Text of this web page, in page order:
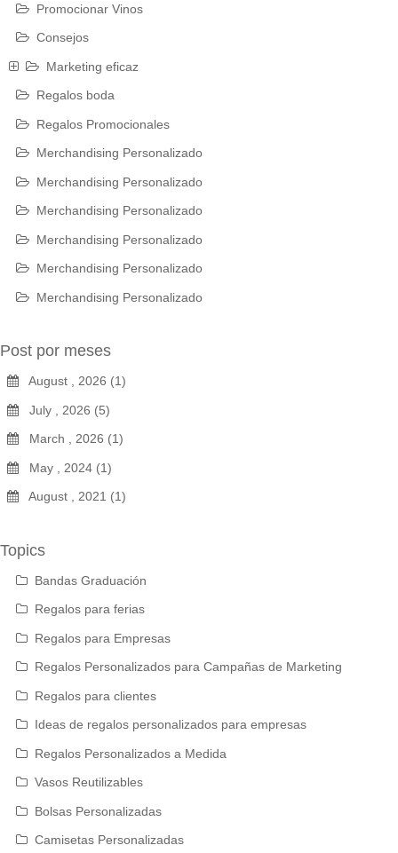
Promocionar Vinos
Consejos
Marketing eficaz
Regalos boda
Regalos Promocionales
Merchandising Personalizado
Merchandising Personalizado
Merchandising Personalizado
Merchandising Personalizado
Merchandising Personalizado
Merchandising Personalizado
Post por meses
August , 2026 (1)
July , 2026 (5)
March , 2026 (1)
May , 2024 (1)
August , 2021 (1)
Topics
Bandas Graduación
Regalos para ferias
Regalos para Empresas
Regalos Personalizados para Campañas de Marketing
Regalos para clientes
Ideas de regalos personalizados para empresas
Regalos Personalizados a Medida
Vasos Reutilizables
Bolsas Personalizadas
Camisetas Personalizadas